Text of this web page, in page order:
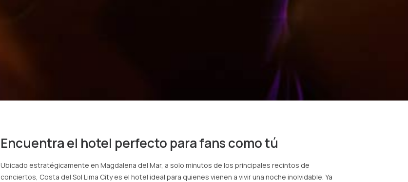
Encuentra el hotel perfecto para fans como tú
Ubicado estratégicamente en Magdalena del Mar, a solo minutos de los principales recintos de
conciertos, Costa del Sol Lima City es el hotel ideal para quienes vienen a vivir una noche inolvidable. Ya